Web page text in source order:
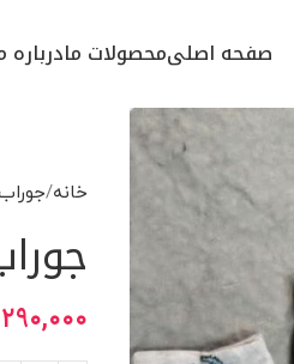
صفحه اصلیمحصولات مادرباره
خانه
۲۹۰,۰۰۰